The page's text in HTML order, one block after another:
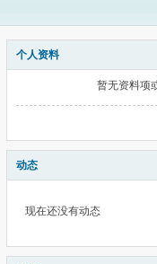
个人资料
暂无资料项
动态
现在还没有动态